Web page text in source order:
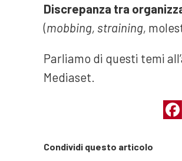
Discrepanza tra
(mobbing, straining,
Parliamo di questi temi
Mediaset.
Condividi questo articolo